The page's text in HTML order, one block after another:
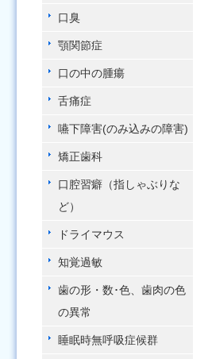
口臭
顎関節症
口の中の腫瘍
舌痛症
嚥下障害(のみ込みの障害)
矯正歯科
口腔習癖（指しゃぶりな
ど）
ドライマウス
知覚過敏
歯の形・数･色、歯肉の色
の異常
睡眠時無呼吸症候群